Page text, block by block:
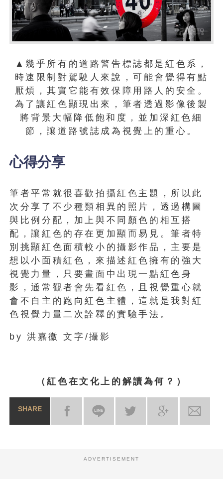
▲幾乎所有的道路警告標誌都是紅色系，
時速限制對駕駛人來說，可能會覺得有點
厭煩，其實它能有效保障用路人的安全。
為了讓紅色顯現出來，筆者透過影像後製
將背景大幅降低飽和度，並加深紅色細
節，讓道路號誌成為視覺上的重心。
心得分享
筆者平常就很喜歡拍攝紅色主題，所以此
次分享了不少種類相異的照片，透過構圖
與比例分配，加上與不同顏色的相互搭
配，讓紅色的存在更加顯而易見。筆者特
別挑顯紅色面積較小的攝影作品，主要是
想以小面積紅色，來描述紅色擁有的強大
視覺力量，只要畫面中出現一點紅色身
影，通常觀者會先看紅色，且視覺重心就
會不自主的跑向紅色主體，這就是我對紅
色視覺力量二次詮釋的實驗手法。
by 洪嘉徽 文字/攝影
（紅色在文化上的解讀為何？）
SHARE
ADVERTISEMENT